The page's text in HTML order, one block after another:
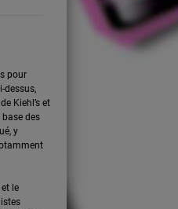
pour
dessus,
Kiehl’s et
base des
y
le